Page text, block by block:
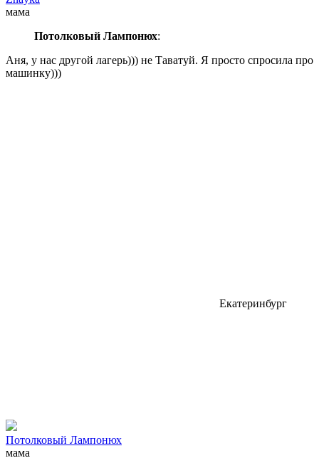
мама
Потолковый Лампонюх:
Аня, у нас другой лагерь))) не Таватуй. Я просто спросила про
машинку)))
Екатеринбург
Потолковый Лампонюх
мама